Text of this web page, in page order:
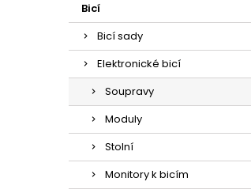
Bicí
Bicí sady
Elektronické bicí
Soupravy
Moduly
Stolní
Monitory k bicím